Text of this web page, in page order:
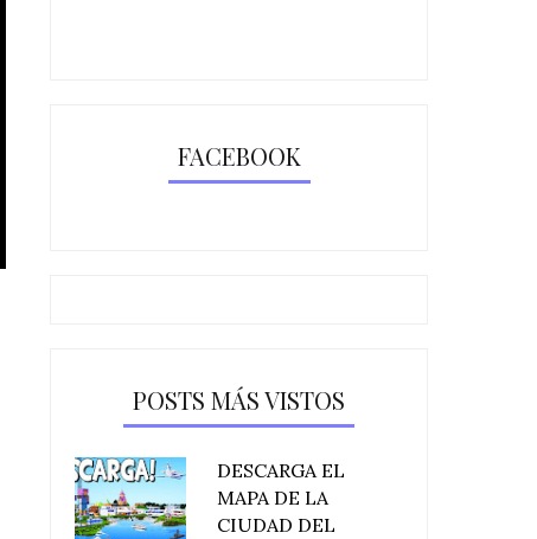
FACEBOOK
POSTS MÁS VISTOS
DESCARGA EL
MAPA DE LA
CIUDAD DEL